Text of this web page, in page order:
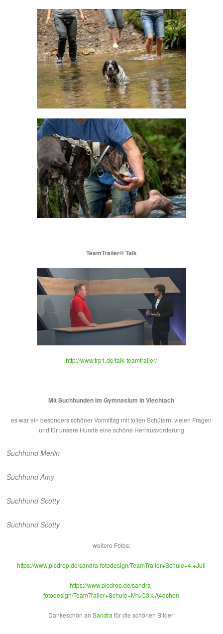
TeamTrailer® Talk
http://www.trp1.de/talk-teamtrailer/
Mit Suchhunden im Gymnasium in Viechtach
es war ein besonders schöner Vormittag mit tollen Schülern, vielen Fragen
und für unsere Hunde eine schöne Herrausvorderung
Suchhund Merlin
Suchhund Amy
Suchhund Scotty
Suchhund Scotty
weitere Fotos:
https://www.picdrop.de/sandra-fotodesign/TeamTrailer+Schule+4.+Juli
https://www.picdrop.de/sandra-
fotodesign/TeamTrailer+Schule+M%C3%A4dchen
Dankeschön an Sandra für die schönen Bilder!